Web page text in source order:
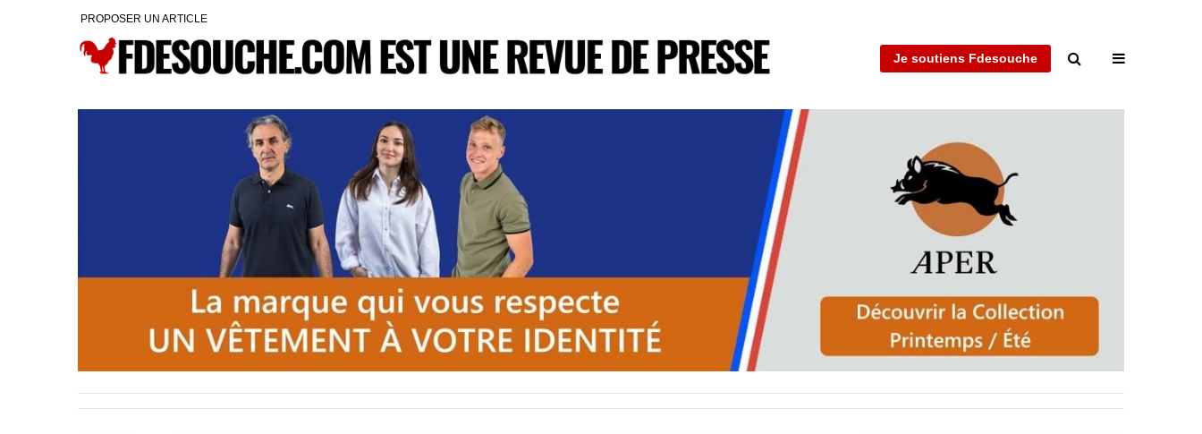
PROPOSER UN ARTICLE
Je soutiens Fdesouche